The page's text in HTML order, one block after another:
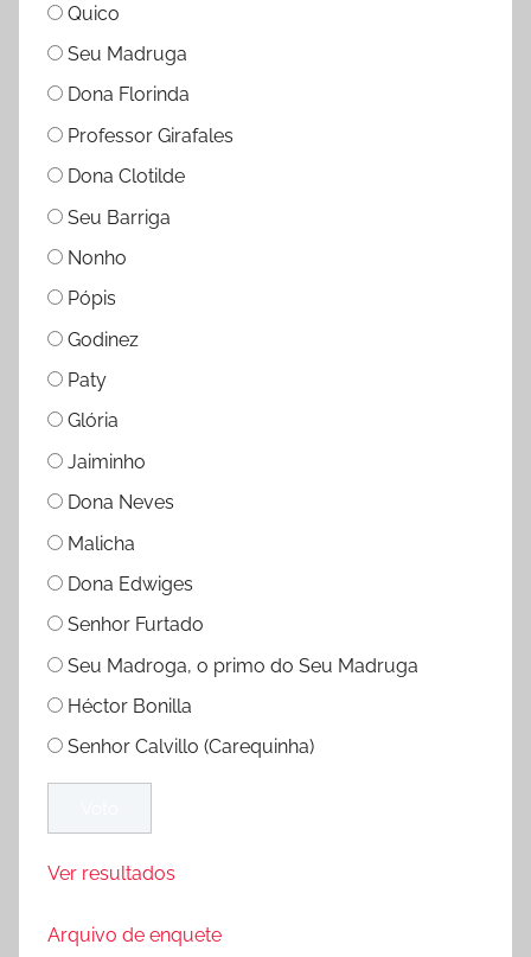
Quico
Seu Madruga
Dona Florinda
Professor Girafales
Dona Clotilde
Seu Barriga
Nonho
Pópis
Godinez
Paty
Glória
Jaiminho
Dona Neves
Malicha
Dona Edwiges
Senhor Furtado
Seu Madroga, o primo do Seu Madruga
Héctor Bonilla
Senhor Calvillo (Carequinha)
Ver resultados
Arquivo de enquete